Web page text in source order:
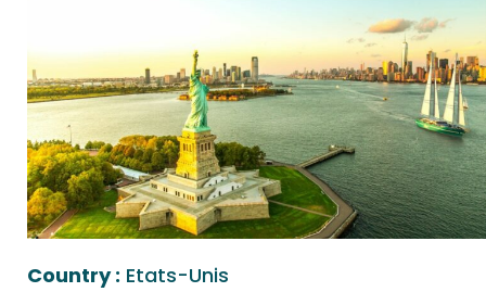
Country : Etats-Unis